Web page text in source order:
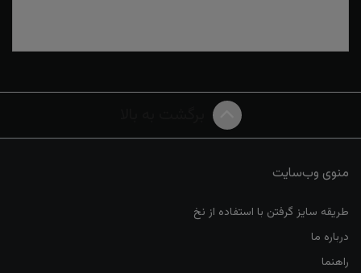
منوی وب‌سایت
طریقه سایز گرفتن با استفاده از نخ
درباره ما
راهنما